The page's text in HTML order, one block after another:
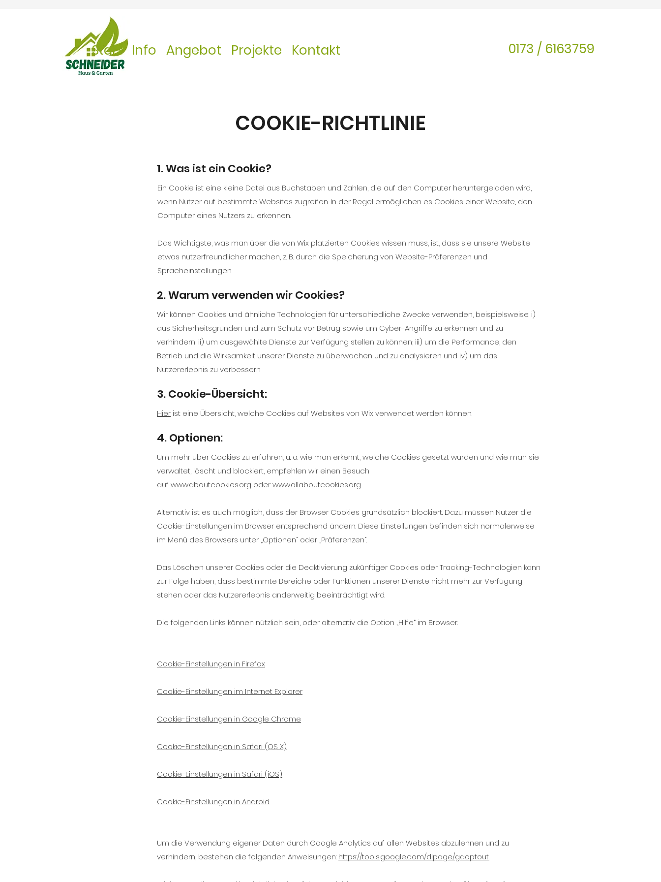
Start Info Angebot Projekte Kontakt 0173 / 6163759
COOKIE-RICHTLINIE
1. Was ist ein Cookie?
Ein Cookie ist eine kleine Datei aus Buchstaben und Zahlen, die auf den Computer heruntergeladen wird,
wenn Nutzer auf bestimmte Websites zugreifen. In der Regel ermöglichen es Cookies einer Website, den
Computer eines Nutzers zu erkennen.
Das Wichtigste, was man über die von Wix platzierten Cookies wissen muss, ist, dass sie unsere Website
etwas nutzerfreundlicher machen, z. B. durch die Speicherung von Website-Präferenzen und
Spracheinstellungen.
2. Warum verwenden wir Cookies?
Wir können Cookies und ähnliche Technologien für unterschiedliche Zwecke verwenden, beispielsweise: i)
aus Sicherheitsgründen und zum Schutz vor Betrug sowie um Cyber-Angriffe zu erkennen und zu
verhindern; ii) um ausgewählte Dienste zur Verfügung stellen zu können; iii) um die Performance, den
Betrieb und die Wirksamkeit unserer Dienste zu überwachen und zu analysieren und iv) um das
Nutzererlebnis zu verbessern.
3. Cookie-Übersicht:
Hier ist eine Übersicht, welche Cookies auf Websites von Wix verwendet werden können.
4. Optionen:
Um mehr über Cookies zu erfahren, u. a. wie man erkennt, welche Cookies gesetzt wurden und wie man sie
verwaltet, löscht und blockiert, empfehlen wir einen Besuch
auf www.aboutcookies.org oderwww.allaboutcookies.org.
Alternativ ist es auch möglich, dass der Browser Cookies grundsätzlich blockiert. Dazu müssen Nutzer die
Cookie-Einstellungen im Browser entsprechend ändern. Diese Einstellungen befinden sich normalerweise
im Menü des Browsers unter „Optionen“ oder „Präferenzen“.
Das Löschen unserer Cookies oder die Deaktivierung zukünftiger Cookies oder Tracking-Technologien kann
zur Folge haben, dass bestimmte Bereiche oder Funktionen unserer Dienste nicht mehr zur Verfügung
stehen oder das Nutzererlebnis anderweitig beeinträchtigt wird.
Die folgenden Links können nützlich sein, oder alternativ die Option „Hilfe“ im Browser.
Cookie-Einstellungen in Firefox
Cookie-Einstellungen im Internet Explorer
Cookie-Einstellungen in Google Chrome
Cookie-Einstellungen in Safari (OS X)
Cookie-Einstellungen in Safari (iOS)
Cookie-Einstellungen in Android
Um die Verwendung eigener Daten durch Google Analytics auf allen Websites abzulehnen und zu
verhindern, bestehen die folgenden Anweisungen: https://tools.google.com/dlpage/gaoptout.